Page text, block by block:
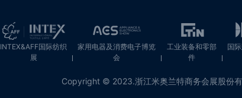
INTEX&AFF国际纺织
展
家用电器及消费电子博览
会
工业装备和零部
件
国
Copyright © 2023.浙江米奥兰特商务会展股份